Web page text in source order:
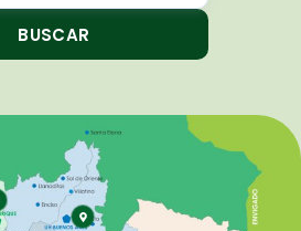
BUSCAR